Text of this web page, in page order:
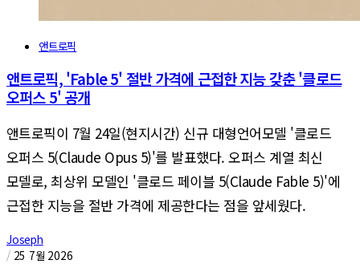
앤트로픽
앤트로픽, 'Fable 5' 절반 가격에 근접한 지능 갖춘 '클로드
오퍼스 5' 공개
앤트로픽이 7월 24일(현지시간) 신규 대형언어모델 '클로드
오퍼스 5(Claude Opus 5)'를 발표했다. 오퍼스 계열 최신
모델로, 최상위 모델인 '클로드 페이블 5(Claude Fable 5)'에
근접한 지능을 절반 가격에 제공한다는 점을 앞세웠다.
Joseph
/ 25 7월 2026